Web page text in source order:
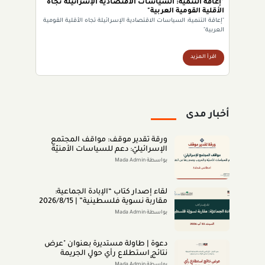
"إعاقة التنمية: السياسات الاقتصادية الإسرائيلة تجاه
الأقلية القومية العربية"
"إعاقة التنمية: السياسات الاقتصادية الإسرائيلة تجاه الأقلية القومية
العربية"
اقرأ المزيد
أخبار مدى
ورقة تقدير موقف: مواقف المجتمع
الإسرائيليّ: دعم للسياسات الأمنيّة
والحروب وعدم رضا عن النتائج (تمّوز
بواسطة Mada Admin
لقاء إصدار كتاب “اﻹﺑﺎدةّ اﻟﺠﻤﺎﻋﻴﺔ:
ﻣﻘﺎرﺑﺔ ﻧﺴﻮﻳﺔ ﻓﻠﺴﻄﻴﻨﻴﺔ” | 2026/8/15
|بواسطة Mada Admin
دعوة | طاولة مستديرة بعنوان "عرض
نتائج استطلاع رأي حول الجريمة
المنظَّمة- مواقف وتصوُّرات المجتمع